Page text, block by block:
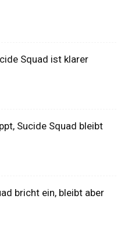
Squad ist klarer
Sucide Squad bleibt
bricht ein, bleibt aber